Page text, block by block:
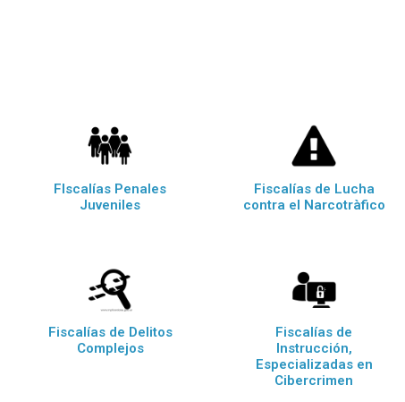
FIscalías Penales
Juveniles
Fiscalías de Lucha
contra el Narcotràfico
Fiscalías de Delitos
Complejos
Fiscalías de
Instrucción,
Especializadas en
Cibercrimen